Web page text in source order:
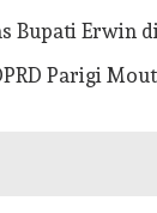
Erwin
Parigi